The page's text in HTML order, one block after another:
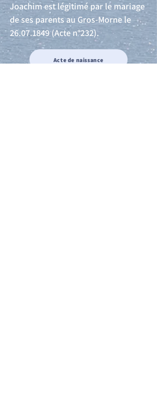
Joachim est légitimé par le mariage
de ses parents au Gros-Morne le
26.07.1849(Acte n°232).
Acte de naissance